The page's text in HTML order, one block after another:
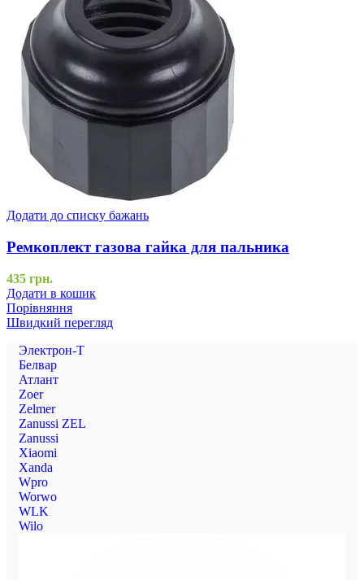
Додати до списку бажань
Ремкоплект газова гайка для пальника
435 грн.
Додати в кошик
Порівняння
Швидкий перегляд
Электрон-Т
Белвар
Атлант
Zoer
Zelmer
Zanussi ZEL
Zanussi
Xiaomi
Xanda
Wpro
Worwo
WLK
Wilo